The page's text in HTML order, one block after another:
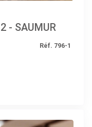
- SAUMUR
Réf. 796-1